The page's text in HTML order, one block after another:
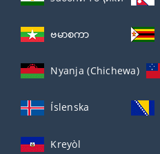
ဗမာစကာ
Nyanja (Chichewa)
Íslenska
Kreyòl